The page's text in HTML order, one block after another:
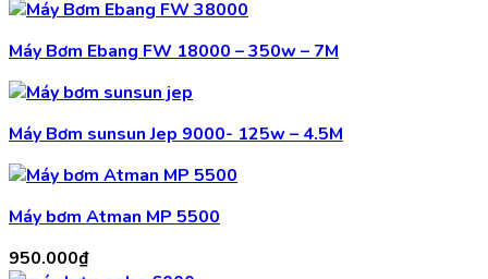
Máy Bơm Ebang FW 18000 – 350w – 7M
Máy Bơm sunsun Jep 9000- 125w – 4.5M
Máy bơm Atman MP 5500
950.000₫